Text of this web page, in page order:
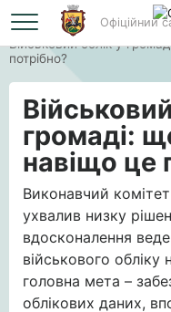
Офіційний
Головна
Військовий облік у
потрібно?
громаді:
навіщо це
Виконавчий
ухвалив низку
вдосконалення
військового обліку
головна мета –
облікових даних,